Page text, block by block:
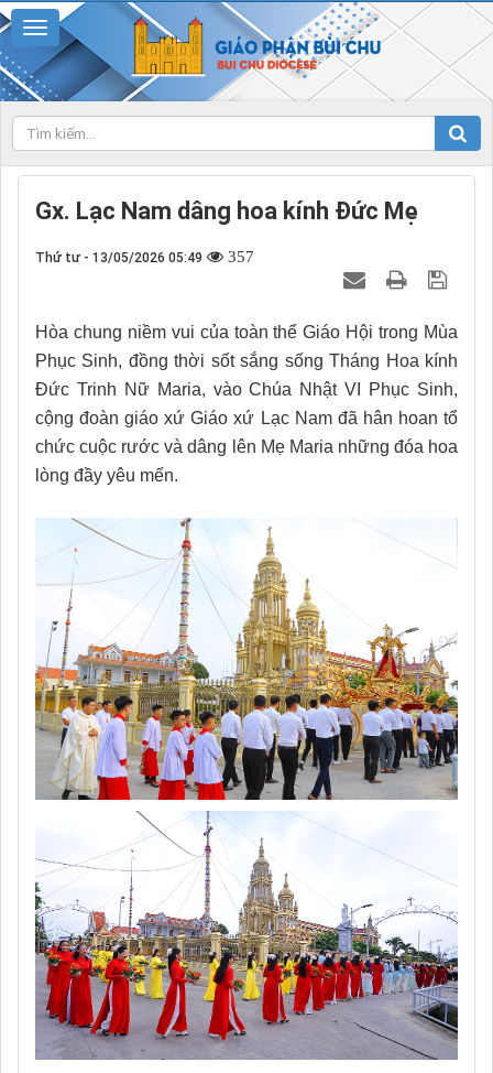
Gx. Lạc Nam dâng hoa kính Đức Mẹ
Thứ tư - 13/05/2026 05:49 357
Hòa chung niềm vui của toàn thể Giáo Hội trong Mùa
Phục Sinh, đồng thời sốt sắng sống Tháng Hoa kính
Đức Trinh Nữ Maria, vào Chúa Nhật VI Phục Sinh,
cộng đoàn giáo xứ Giáo xứ Lạc Nam đã hân hoan tổ
chức cuộc rước và dâng lên Mẹ Maria những đóa hoa
lòng đầy yêu mến.